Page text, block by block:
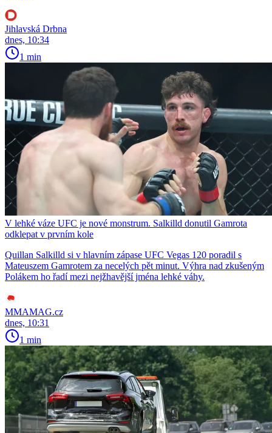
Jihlavská Drbna
dnes, 10:34
1 min
V lehké váze UFC je nové monstrum. Salkilld donutil Gamrota
odklepat v prvním kole
Quillan Salkilld si v hlavním zápase UFC Vegas 120 poradil s
Mateuszem Gamrotem za necelých pět minut. Výhra nad zkušeným
Polákem ho řadí mezi nejžhavější jména lehké váhy.
MMAMAG.cz
dnes, 10:31
1 min